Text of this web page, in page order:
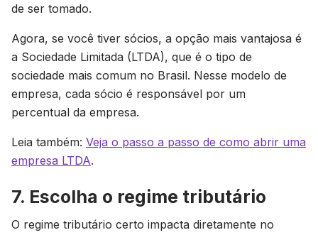
de ser tomado.
Agora, se você tiver sócios, a opção mais vantajosa é
a Sociedade Limitada (LTDA), que é o tipo de
sociedade mais comum no Brasil. Nesse modelo de
empresa, cada sócio é responsável por um
percentual da empresa.
Leia também: Veja o passo a passo de como abrir uma
empresa LTDA.
7. Escolha o regime tributário
O regime tributário certo impacta diretamente no